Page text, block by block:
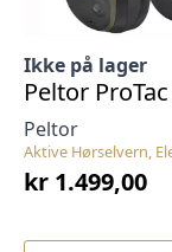
Aktive Hørselvern,
Peltor
Ikke på lager
Peltor
kr 1.499,00